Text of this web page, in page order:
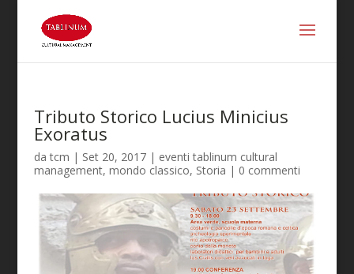
Tributo Storico Lucius Minicius
Exoratus
datcm | Set 20, 2017| eventi tablinum cultural
management, mondo classico, Storia | 0 commenti